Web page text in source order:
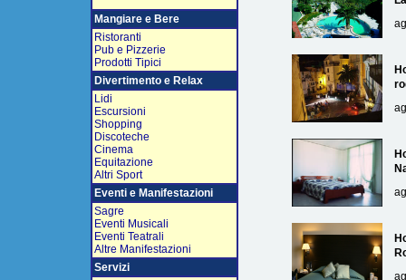
Mangiare e Bere
Ristoranti
Pub e Pizzerie
Prodotti Tipici
Divertimento e Relax
Lidi
Escursioni
Shopping
Discoteche
Cinema
Equitazione
Altri Sport
Eventi e Manifestazioni
Sagre
Eventi Musicali
Eventi Teatrali
Altre Manifestazioni
Servizi